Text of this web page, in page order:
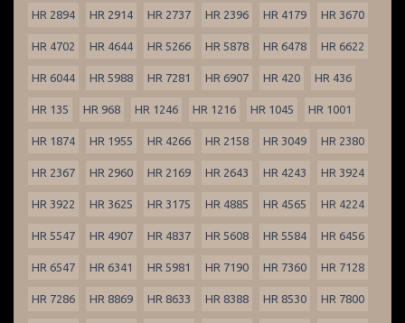
HR 2894 HR 2914 HR 2737 HR 2396 HR 4179 HR 3670
HR 4702 HR 4644 HR 5266 HR 5878 HR 6478 HR 6622
HR 6044 HR 5988 HR 7281 HR 6907 HR 420 HR 436
HR 135 HR 968 HR 1246 HR 1216 HR 1045 HR 1001
HR 1874 HR 1955 HR 4266 HR 2158 HR 3049 HR 2380
HR 2367 HR 2960 HR 2169 HR 2643 HR 4243 HR 3924
HR 3922 HR 3625 HR 3175 HR 4885 HR 4565 HR 4224
HR 5547 HR 4907 HR 4837 HR 5608 HR 5584 HR 6456
HR 6547 HR 6341 HR 5981 HR 7190 HR 7360 HR 7128
HR 7286 HR 8869 HR 8633 HR 8388 HR 8530 HR 7800